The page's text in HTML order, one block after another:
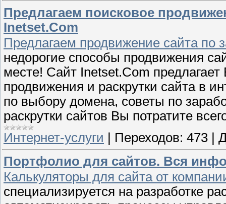
Предлагаем поисковое
Inetset.Com
Предлагаем продвижение сайта по
недорогие способы продвижения
месте! Сайт Inetset.Com
продвижения и раскрутки сайта в
по выбору домена, советы по
раскрутки сайтов Вы потратите
Интернет-услуги | Переходов: 473 |
Портфолио для сайтов. Вся
Калькуляторы для сайта от
специализируется на разработке